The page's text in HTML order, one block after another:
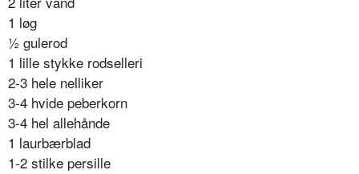
1 løg
½ gulerod
1 lille stykke rodselleri
2-3 hele nelliker
3-4 hvide peberkorn
3-4 hel allehånde
1 laurbærblad
1-2 stilke persille